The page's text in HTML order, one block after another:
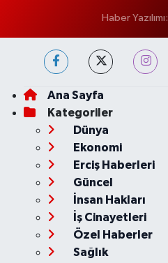
Haber Yazılımı:
Ana Sayfa
Kategoriler
Dünya
Ekonomi
Erciş Haberleri
Güncel
İnsan Hakları
İş Cinayetleri
Özel Haberler
Sağlık